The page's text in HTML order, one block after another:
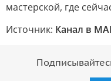
мастерской, где
Источник: Канал в